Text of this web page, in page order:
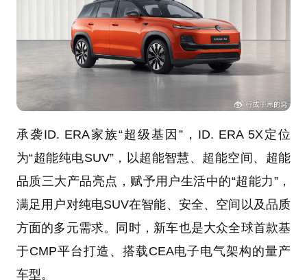
承袭ID. ERA家族“超级基因”，ID. ERA 5X定位
为“超能纯电SUV”，以超能智慧、超能空间、超能
品质三大产品亮点，赋予用户生活中的“超能力”，
满足用户对纯电SUV在智能、安全、空间以及品质
方面的多元需求。同时，新车也是大众全球首款基
于CMP平台打造、搭载CEA电子电气架构的量产
车型。